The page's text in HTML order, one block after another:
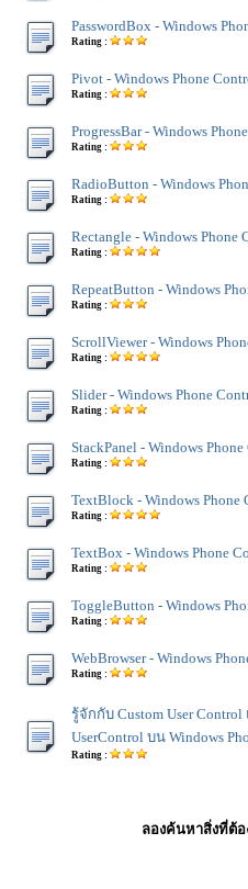
PasswordBox - Windows
Rating :
Pivot - Windows Phone
Rating :
ProgressBar - Windows
Rating :
RadioButton - Windows
Rating :
Rectangle - Windows Phone
Rating :
RepeatButton - Windows
Rating :
ScrollViewer - Windows
Rating :
Slider - Windows Phone
Rating :
StackPanel - Windows
Rating :
TextBlock - Windows Phone
Rating :
TextBox - Windows Phone
Rating :
ToggleButton - Windows
Rating :
WebBrowser - Windows
Rating :
รู้จักกับ Custom User
UserControl บน Windows
Rating :
ลองค้นหาสิ่งที่ต้อ